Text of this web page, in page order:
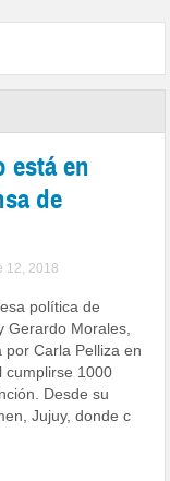
está en
de
12, 2018
política de
Gerardo Morales,
por Carla Pelliza en
cumplirse 1000
Desde su
Jujuy, donde c